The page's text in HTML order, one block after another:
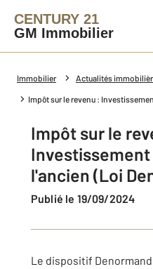
CENTURY 21
GM Immobilier
Immobilier Actualités
Impôt sur le revenu :
Impôt sur le
l'ancien (Loi
Publié le 19/09/2024
Le dispositif